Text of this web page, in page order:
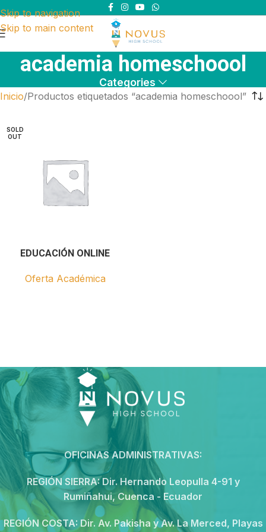
Skip to navigation
Skip to main content
academia homeschoool
Categories
Inicio Productos etiquetados “academia homeschoool”
SOLD
OUT
EDUCACIÓN ONLINE
Oferta Académica
OFICINAS ADMINISTRATIVAS:
REGIÓN SIERRA:Dir. Hernando Leopulla 4-91 y
Rumiñahui, Cuenca - Ecuador
REGIÓN COSTA: Dir. Av. Pakisha y Av. La Merced, Playas